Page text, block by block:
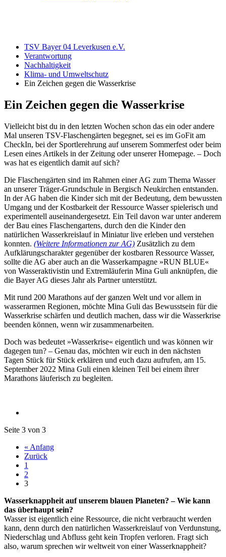
TSV Bayer 04 Leverkusen e.V.
Verantwortung
Nachhaltigkeit
Klima- und Umweltschutz
Ein Zeichen gegen die Wasserkrise
Ein Zeichen gegen die Wasserkrise
Vielleicht bist du in den letzten Wochen schon das ein oder andere
Mal unseren TSV-Flaschengärten begegnet, sei es im GoFit am
CheckIn, bei der Sportlerehrung auf unserem Sommerfest oder beim
Lesen eines Artikels in der Zeitung oder unserer Homepage. – Doch
was hat es eigentlich damit auf sich?
Die Flaschengärten sind im Rahmen einer AG zum Thema Wasser
an unserer Träger-Grundschule in Bergisch Neukirchen entstanden.
In der AG haben die Kinder sich mit der Bedeutung, dem bewussten
Umgang und der Kostbarkeit der Ressource Wasser spielerisch und
experimentell auseinandergesetzt. Ein Teil davon war unter anderem
der Bau eines Flaschengartens, durch den die Kinder den
natürlichen Wasserkreislauf in Miniatur live erleben und verstehen
konnten. (Weitere Informationen zur AG) Zusätzlich zu dem
Aufklärungscharakter gegenüber der kostbaren Ressource Wasser,
sollte die AG aber auch an die Wasserkampagne »RUN BLUE«
von Wasseraktivistin und Extremläuferin Mina Guli anknüpfen, die
die Bayer AG dieses Jahr als Partner unterstützt.
Mit rund 200 Marathons auf der ganzen Welt und vor allem in
wasserarmen Regionen, möchte Mina Guli das Bewusstsein für die
Wasserkrise schärfen und deutlich machen, dass wir die Wasserkrise
beenden können, wenn wir zusammenarbeiten.
Doch was bedeutet »Wasserkrise« eigentlich und was können wir
dagegen tun? – Genau das, möchten wir euch in den nächsten
Tagen Stück für Stück erklären und euch dazu aufrufen, am 15.
September 2022 Mina Guli einen kleinen Teil bei einem ihrer
Marathons läuferisch zu begleiten.
Seite 3 von 3
« Anfang
Zurück
1
2
3
Wasserknappheit auf unserem blauen Planeten? – Wie kann
das überhaupt sein?
Wasser ist eigentlich eine Ressource, die nicht verbraucht werden
kann, denn durch den natürlichen Wasserkreislauf von Verdunstung,
Niederschlag und Abfluss geht kein Tropfen verloren. Fragt sich
also, warum sprechen wir weltweit von einer Wasserknappheit?